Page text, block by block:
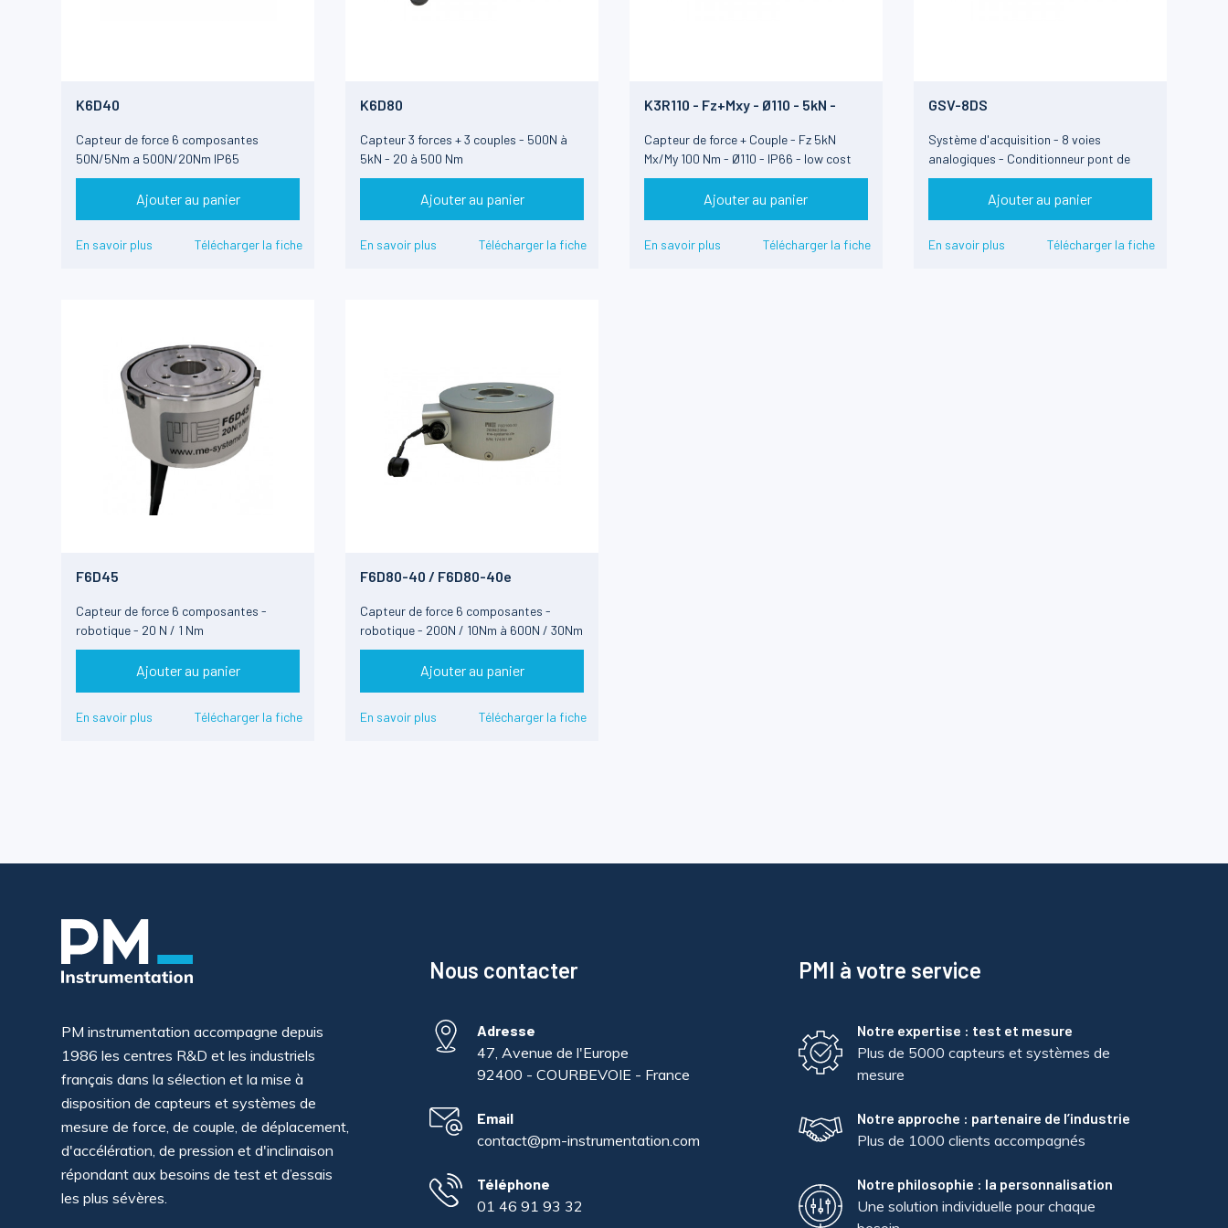
K6D40
Capteur de force 6 composantes
50N/5Nm a 500N/20Nm IP65
Ajouter au panier
En savoir plus Télécharger la fiche
K6D80
Capteur 3 forces + 3 couples - 500N à
5kN - 20 à 500 Nm
Ajouter au panier
En savoir plus Télécharger la fiche
K3R110 - Fz+Mxy - Ø110 - 5kN -
Capteur de force + Couple - Fz 5kN
Mx/My 100 Nm - Ø110 - IP66 - low cost
Ajouter au panier
En savoir plus Télécharger la fiche
GSV-8DS
Système d'acquisition - 8 voies
analogiques - Conditionneur pont de
jauges
Ajouter au panier
En savoir plus Télécharger la fiche
F6D45
Capteur de force 6 composantes -
robotique - 20 N / 1 Nm
Ajouter au panier
En savoir plus Télécharger la fiche
F6D80-40 / F6D80-40e
Capteur de force 6 composantes -
robotique - 200N / 10Nm à 600N / 30Nm
- sortie analogique ou CAN
Ajouter au panier
En savoir plus Télécharger la fiche
PM instrumentation accompagne depuis
1986 les centres R&D et les industriels
français dans la sélection et la mise à
disposition de capteurs et systèmes de
mesure de force, de couple, de déplacement,
d'accélération, de pression et d'inclinaison
répondant aux besoins de test et d’essais
les plus sévères.
Nous contacter
Adresse
47, Avenue de l'Europe
92400 - COURBEVOIE - France
Email
contact@pm-instrumentation.com
Téléphone
01 46 91 93 32
PMI à votre service
Notre expertise : test et mesure
Plus de 5000 capteurs et systèmes de
mesure
Notre approche : partenaire de l’industrie
Plus de 1000 clients accompagnés
Notre philosophie : la personnalisation
Une solution individuelle pour chaque